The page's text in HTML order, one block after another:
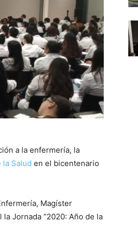
a la enfermería, la
la Salud en el bicentenario
Magíster
Jornada “2020: Año de la